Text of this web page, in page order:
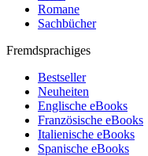
Romane
Sachbücher
Fremdsprachiges
Bestseller
Neuheiten
Englische eBooks
Französische eBooks
Italienische eBooks
Spanische eBooks